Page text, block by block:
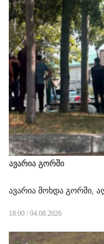
ავარია გორში
ავარია მოხდა გორში,
18:00 / 04.08.2026